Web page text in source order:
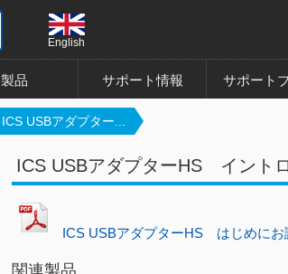
English
製品 サポート情報 サポート
ICS USBアダプター...
ICS USBアダプターHS イント
ICS USBアダプターHS はじめにお
関連製品